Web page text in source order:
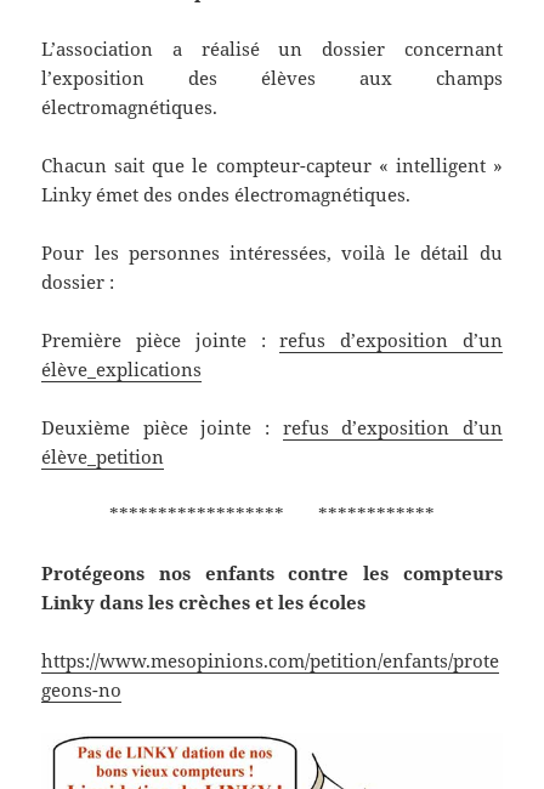
L’association a réalisé un dossier concernant
l’exposition des élèves aux champs
électromagnétiques.
Chacun sait que le compteur-capteur « intelligent »
Linky émet des ondes électromagnétiques.
Pour les personnes intéressées, voilà le détail du
dossier :
Première pièce jointe :refus d’exposition d’un
élève_explications
Deuxième pièce jointe : refus d’exposition d’un
élève_petition
****************** ************
Protégeons nos enfants contre les compteurs
Linky dans les crèches et les écoles
https://www.mesopinions.com/petition/enfants/prote
geons-no